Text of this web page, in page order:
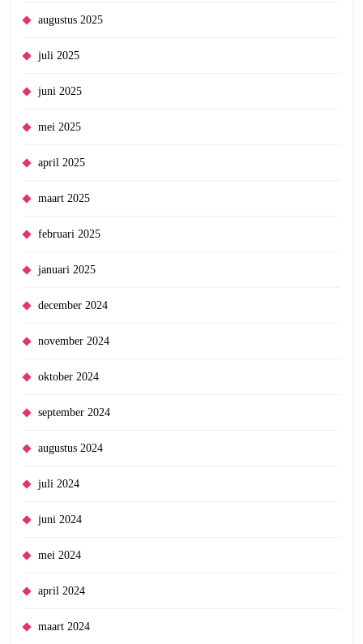
augustus 2025
juli 2025
juni 2025
mei 2025
april 2025
maart 2025
februari 2025
januari 2025
december 2024
november 2024
oktober 2024
september 2024
augustus 2024
juli 2024
juni 2024
mei 2024
april 2024
maart 2024